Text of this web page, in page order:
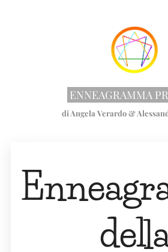
ENNEAGRAMMA
di Angela Verardo &